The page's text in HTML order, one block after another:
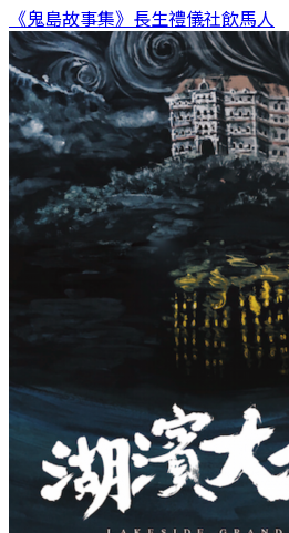
《鬼島故事集》長生禮儀社飲馬人